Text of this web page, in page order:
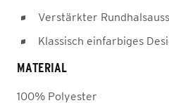
Verstärkter
Klassisch einfarbiges
MATERIAL
100% Polyester